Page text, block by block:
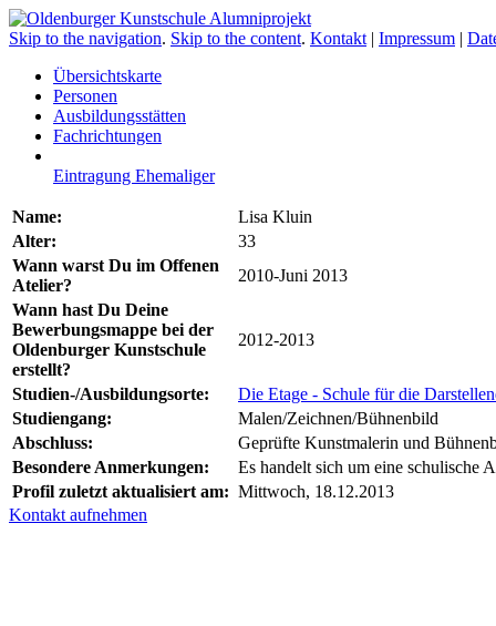
Skip to the navigation. Skip to the content. Kontakt | Impressum |
Übersichtskarte
Personen
Ausbildungsstätten
Fachrichtungen
Eintragung Ehemaliger
Name:
Lisa Kluin
Alter:
33
Wann warst Du im Offenen
Atelier?
2010-Juni 2013
Wann hast Du Deine
Bewerbungsmappe bei der
Oldenburger Kunstschule
erstellt?
2012-2013
Studien-/Ausbildungsorte:
Die Etage - Schule für die
Studiengang:
Malen/Zeichnen/Bühnenbild
Abschluss:
Geprüfte Kunstmalerin und
Besondere Anmerkungen:
Es handelt sich um eine schulische
Profil zuletzt aktualisiert am: Mittwoch, 18.12.2013
Kontakt aufnehmen